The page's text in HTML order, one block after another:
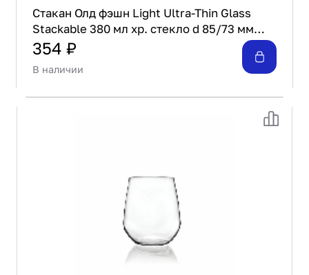
Стакан Олд фэшн Light Ultra-Thin Glass
Stackable 380 мл хр. стекло d 85/73 мм
h90 мм RCR 28437020006 [6]
354 ₽
В наличии